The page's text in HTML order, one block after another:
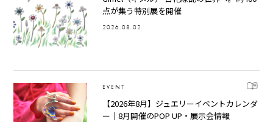
点が集う特別展を開催
2026.08.02
EVENT
【2026年8月】ジュエリーイベントカレンダ
ー｜8月開催のPOP UP・展示会情報